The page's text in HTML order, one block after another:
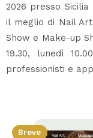
2026 presso
il meglio di Nail
Show e Make-up
19.30, lunedì
professionisti e
Breve